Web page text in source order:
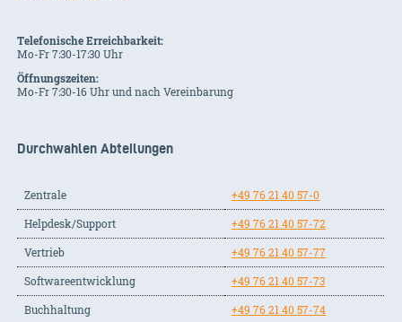
Telefonische Erreichbarkeit:
Mo-Fr 7:30-17:30 Uhr
Öffnungszeiten:
Mo-Fr 7:30-16 Uhr und nach Vereinbarung
Durchwahlen Abteilungen
Zentrale
+49 76 21 40 57-0
Helpdesk/Support
+49 76 21 40 57-72
Vertrieb
+49 76 21 40 57-77
Softwareentwicklung
+49 76 21 40 57-73
Buchhaltung
+49 76 21 40 57-74